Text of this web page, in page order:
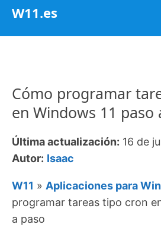
Saltar
W11.es
Cómo programar
en Windows 11 paso
Última actualización: 16 de
Autor: Isaac
W11 » Aplicaciones para
programar tareas tipo cron
a paso